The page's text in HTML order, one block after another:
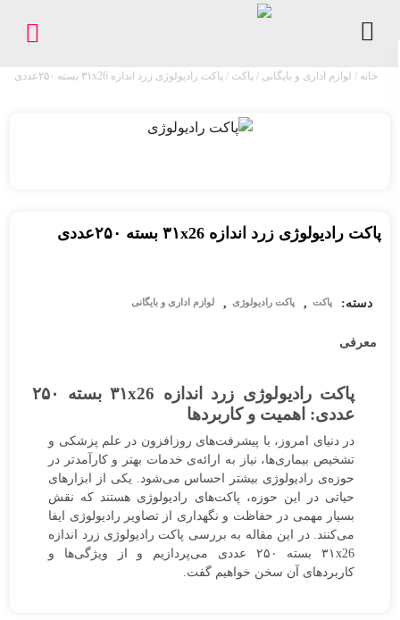
خانه / لوازم اداری و بایگانی / پاکت / پاکت رادیولوژی زرد اندازه ۳۱x26 بسته ۲۵۰عددی
پاکت رادیولوژی زرد اندازه ۳۱x26 بسته ۲۵۰عددی
دسته: پاکت , پاکت رادیولوژی , لوازم اداری و بایگانی
معرفی
پاکت رادیولوژی زرد اندازه ۳۱x26 بسته ۲۵۰
عددی: اهمیت و کاربردها
در دنیای امروز، با پیشرفت‌های روزافزون در علم پزشکی و
تشخیص بیماری‌ها، نیاز به ارائه‌ی خدمات بهتر و کارآمدتر در
حوزه‌ی رادیولوژی بیشتر احساس می‌شود. یکی از ابزارهای
حیاتی در این حوزه، پاکت‌های رادیولوژی هستند که نقش
بسیار مهمی در حفاظت و نگهداری از تصاویر رادیولوژی ایفا
می‌کنند. در این مقاله به بررسی پاکت رادیولوژی زرد اندازه
۳۱x26 بسته ۲۵۰ عددی می‌پردازیم و از ویژگی‌ها و
کاربردهای آن سخن خواهیم گفت.
بایگانی
چاپ
فروشگاه
پیگیری
سفارشات
تماس